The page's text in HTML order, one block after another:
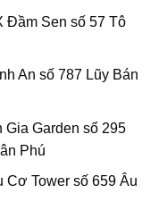
Đầm Sen số 57 Tô
An số 787 Lũy Bán
Gia Garden số 295
Phú
Cơ Tower số 659 Âu